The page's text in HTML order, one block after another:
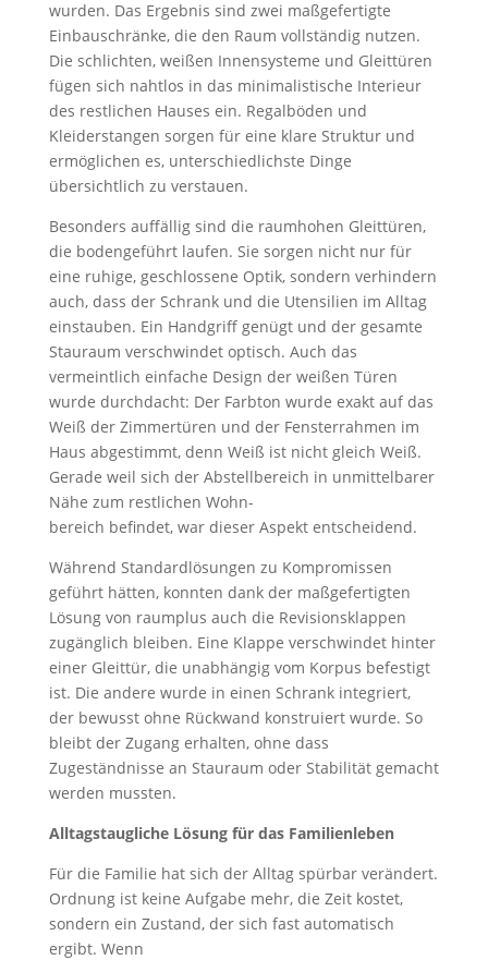
wurden. Das Ergebnis sind zwei maßgefertigte
Einbauschränke, die den Raum vollständig nutzen.
Die schlichten, weißen Innensysteme und Gleittüren
fügen sich nahtlos in das minimalistische Interieur
des restlichen Hauses ein. Regalböden und
Kleiderstangen sorgen für eine klare Struktur und
ermöglichen es, unterschiedlichste Dinge
übersichtlich zu verstauen.
Besonders auffällig sind die raumhohen Gleittüren,
die bodengeführt laufen. Sie sorgen nicht nur für
eine ruhige, geschlossene Optik, sondern verhindern
auch, dass der Schrank und die Utensilien im Alltag
einstauben. Ein Handgriff genügt und der gesamte
Stauraum verschwindet optisch. Auch das
vermeintlich einfache Design der weißen Türen
wurde durchdacht: Der Farbton wurde exakt auf das
Weiß der Zimmertüren und der Fensterrahmen im
Haus abgestimmt, denn Weiß ist nicht gleich Weiß.
Gerade weil sich der Abstellbereich in unmittelbarer
Nähe zum restlichen Wohn-
bereich befindet, war dieser Aspekt entscheidend.
Während Standardlösungen zu Kompromissen
geführt hätten, konnten dank der maßgefertigten
Lösung von raumplus auch die Revisionsklappen
zugänglich bleiben. Eine Klappe verschwindet hinter
einer Gleittür, die unabhängig vom Korpus befestigt
ist. Die andere wurde in einen Schrank integriert,
der bewusst ohne Rückwand konstruiert wurde. So
bleibt der Zugang erhalten, ohne dass
Zugeständnisse an Stauraum oder Stabilität gemacht
werden mussten.
Alltagstaugliche Lösung für das Familienleben
Für die Familie hat sich der Alltag spürbar verändert.
Ordnung ist keine Aufgabe mehr, die Zeit kostet,
sondern ein Zustand, der sich fast automatisch
ergibt. Wenn